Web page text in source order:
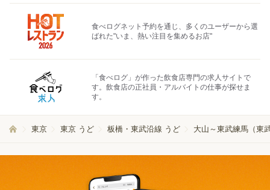
食べログネット予約を通じ、多くのユーザーから選
ばれた"いま、熱い注目を集めるお店"
「食べログ」が作った飲食店専門の求人サイトで
す。飲食店の正社員・アルバイトの仕事が探せま
す。
東京 東京 うど 板橋・東武沿線 うど 大山～東武練馬（東